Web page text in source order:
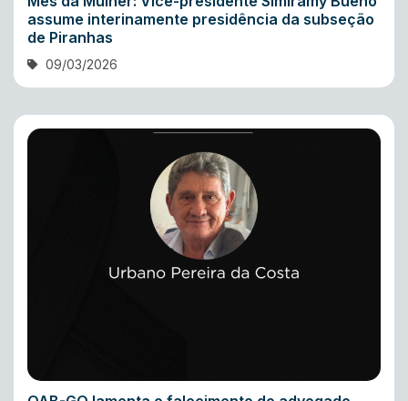
assume interinamente presidência da subseção
de Piranhas
09/03/2026